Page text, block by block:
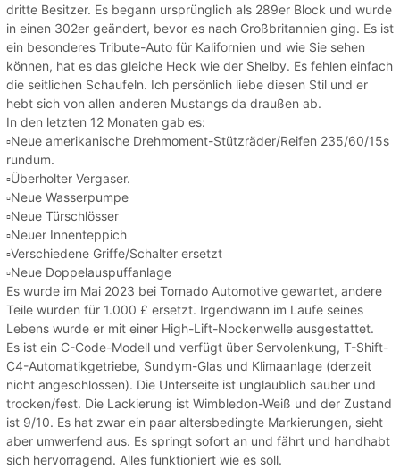
dritte Besitzer. Es begann ursprünglich als 289er Block und wurde
in einen 302er geändert, bevor es nach Großbritannien ging. Es ist
ein besonderes Tribute-Auto für Kalifornien und wie Sie sehen
können, hat es das gleiche Heck wie der Shelby. Es fehlen einfach
die seitlichen Schaufeln. Ich persönlich liebe diesen Stil und er
hebt sich von allen anderen Mustangs da draußen ab.
In den letzten 12 Monaten gab es:
▫️Neue amerikanische Drehmoment-Stützräder/Reifen 235/60/15s
rundum.
▫️Überholter Vergaser.
▫️Neue Wasserpumpe
▫️Neue Türschlösser
▫️Neuer Innenteppich
▫️Verschiedene Griffe/Schalter ersetzt
▫️Neue Doppelauspuffanlage
Es wurde im Mai 2023 bei Tornado Automotive gewartet, andere
Teile wurden für 1.000 £ ersetzt. Irgendwann im Laufe seines
Lebens wurde er mit einer High-Lift-Nockenwelle ausgestattet.
Es ist ein C-Code-Modell und verfügt über Servolenkung, T-Shift-
C4-Automatikgetriebe, Sundym-Glas und Klimaanlage (derzeit
nicht angeschlossen). Die Unterseite ist unglaublich sauber und
trocken/fest. Die Lackierung ist Wimbledon-Weiß und der Zustand
ist 9/10. Es hat zwar ein paar altersbedingte Markierungen, sieht
aber umwerfend aus. Es springt sofort an und fährt und handhabt
sich hervorragend. Alles funktioniert wie es soll.